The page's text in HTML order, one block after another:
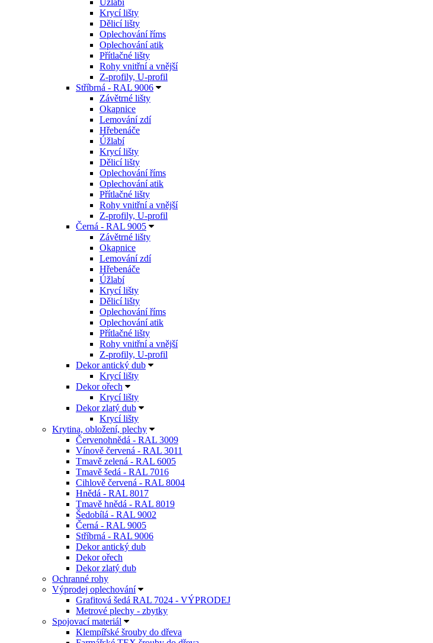
Úžlabí
Krycí lišty
Dělicí lišty
Oplechování říms
Oplechování atik
Přítlačné lišty
Rohy vnitřní a vnější
Z-profily, U-profil
Stříbrná - RAL 9006
Závětrné lišty
Okapnice
Lemování zdí
Hřebenáče
Úžlabí
Krycí lišty
Dělicí lišty
Oplechování říms
Oplechování atik
Přítlačné lišty
Rohy vnitřní a vnější
Z-profily, U-profil
Černá - RAL 9005
Závětrné lišty
Okapnice
Lemování zdí
Hřebenáče
Úžlabí
Krycí lišty
Dělicí lišty
Oplechování říms
Oplechování atik
Přítlačné lišty
Rohy vnitřní a vnější
Z-profily, U-profil
Dekor antický dub
Krycí lišty
Dekor ořech
Krycí lišty
Dekor zlatý dub
Krycí lišty
Krytina, obložení, plechy
Červenohnědá - RAL 3009
Vínově červená - RAL 3011
Tmavě zelená - RAL 6005
Tmavě šedá - RAL 7016
Cihlově červená - RAL 8004
Hnědá - RAL 8017
Tmavě hnědá - RAL 8019
Šedobílá - RAL 9002
Černá - RAL 9005
Stříbrná - RAL 9006
Dekor antický dub
Dekor ořech
Dekor zlatý dub
Ochranné rohy
Výprodej oplechování
Grafitová šedá RAL 7024 - VÝPRODEJ
Metrové plechy - zbytky
Spojovací materiál
Klempířské šrouby do dřeva